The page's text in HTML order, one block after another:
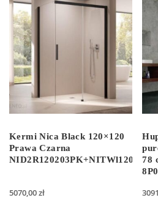
Kermi Nica Black 120×120
Prawa Czarna
5070,00zł
78